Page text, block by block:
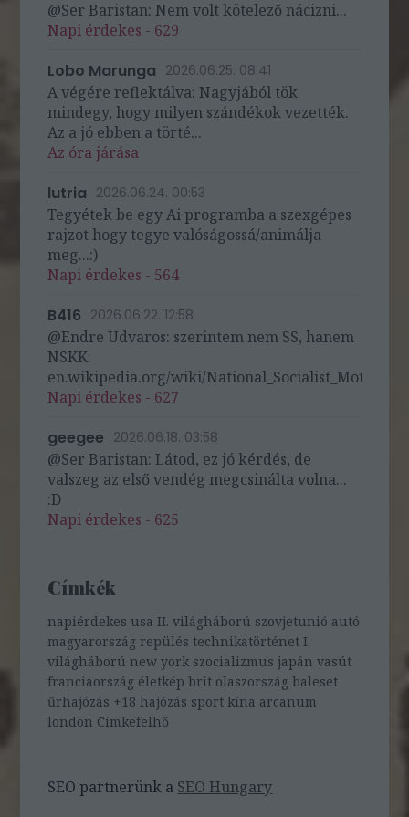
@Ser Baristan: Nem volt kötelező nácizni...
Napi érdekes - 629
Lobo Marunga 2026.06.25. 08:41
A végére reflektálva: Nagyjából tök
mindegy, hogy milyen szándékok vezették.
Az a jó ebben a törté...
Az óra járása
lutria 2026.06.24. 00:53
Tegyétek be egy Ai programba a szexgépes
rajzot hogy tegye valóságossá/animálja
meg...:)
Napi érdekes - 564
B416 2026.06.22. 12:58
@Endre Udvaros: szerintem nem SS, hanem
NSKK:
en.wikipedia.org/wiki/
Napi érdekes - 627
geegee 2026.06.18. 03:58
@Ser Baristan: Látod, ez jó kérdés, de
valszeg az első vendég megcsinálta volna...
:D
Napi érdekes - 625
Címkék
napiérdekes usa II. világháború szovjetunió autó
magyarország repülés technikatörténet I.
világháború new york szocializmus japán vasút
franciaország életkép brit olaszország baleset
űrhajózás +18 hajózás sport kína arcanum
london Címkefelhő
SEO partnerünk a SEO Hungary